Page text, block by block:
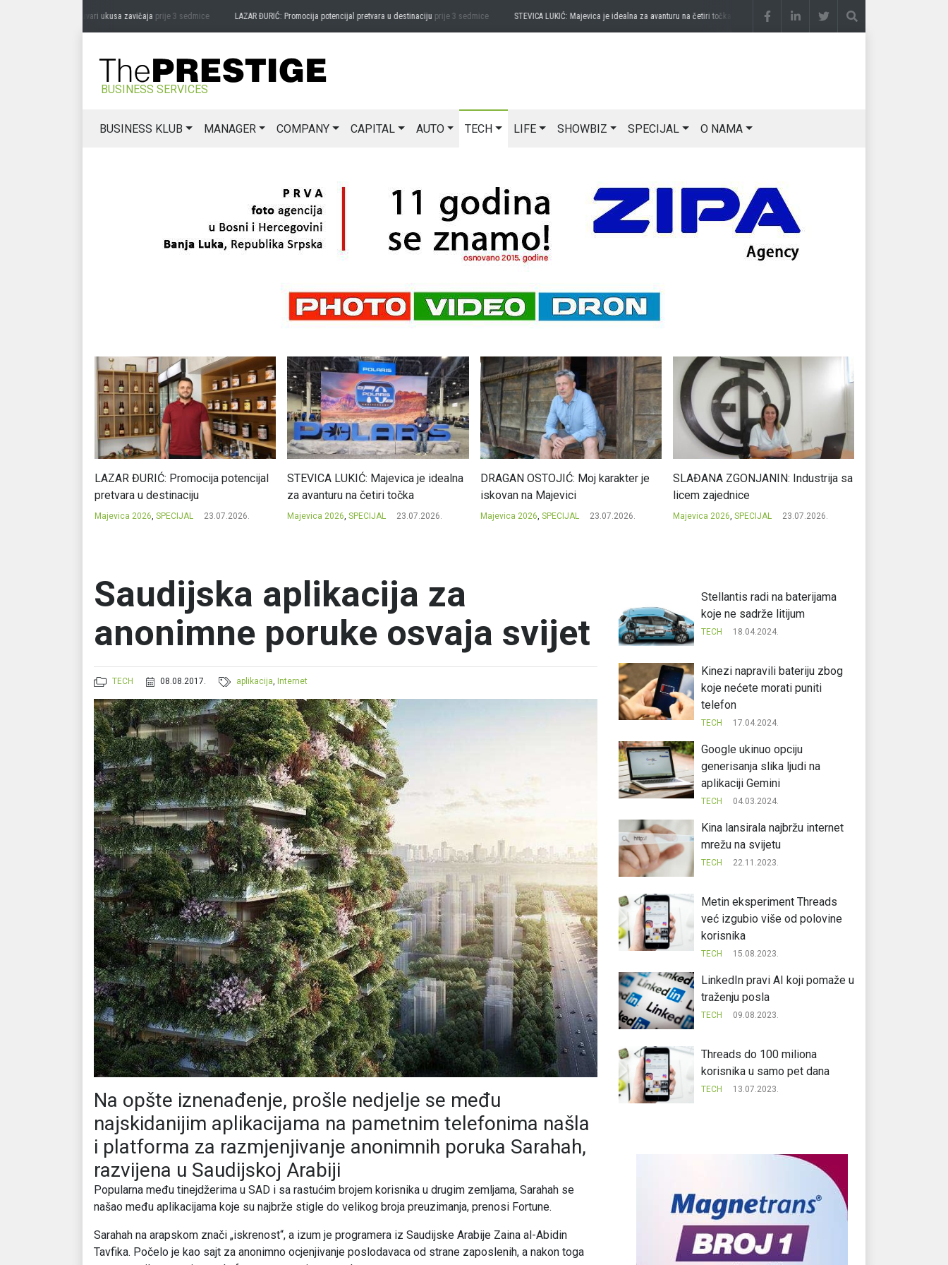
MIĆANOVIĆ: Čuvari ukusa zavičajaprije 3 sedmice LAZAR ĐURIĆ: Promocija potencijal pretvara u destinacijuprije 3 sedmice STEVICA LUKIĆ: Majevica je idealna za avanturu na četiri točkaprije 3 sedmice DRAGAN OSTOJIĆ: Moj karakter je
BUSINESS SERVICES
BUSINESS KLUB MANAGER COMPANY CAPITAL AUTO TECH LIFE SHOWBIZ SPECIJAL O NAMA
LAZAR ĐURIĆ: Promocija potencijal
pretvara u destinaciju
Majevica 2026, SPECIJAL 23.07.2026.
STEVICA LUKIĆ: Majevica je idealna
za avanturu na četiri točka
Majevica 2026, SPECIJAL 23.07.2026.
DRAGAN OSTOJIĆ: Moj karakter je
iskovan na Majevici
Majevica 2026, SPECIJAL 23.07.2026.
SLAĐANA ZGONJANIN: Industrija sa
licem zajednice
Majevica 2026, SPECIJAL 23.07.2026.
Saudijska aplikacija za
anonimne poruke osvaja svijet
TECH 08.08.2017. aplikacija, Internet
Na opšte iznenađenje, prošle nedjelje se među
najskidanijim aplikacijama na pametnim telefonima našla
i platforma za razmjenjivanje anonimnih poruka Sarahah,
razvijena u Saudijskoj Arabiji
Popularna među tinejdžerima u SAD i sa rastućim brojem korisnika u drugim zemljama, Sarahah se
našao među aplikacijama koje su najbrže stigle do velikog broja preuzimanja, prenosi Fortune.
Sarahah na arapskom znači „iskrenost“, a izum je programera iz Saudijske Arabije Zaina al-Abidin
Tavfika. Počelo je kao sajt za anonimno ocjenjivanje poslodavaca od strane zaposlenih, a nakon toga
Stellantis radi na baterijama
koje ne sadrže litijum
TECH 18.04.2024.
Kinezi napravili bateriju zbog
koje nećete morati puniti
telefon
TECH 17.04.2024.
Google ukinuo opciju
generisanja slika ljudi na
aplikaciji Gemini
TECH 04.03.2024.
Kina lansirala najbržu internet
mrežu na svijetu
TECH 22.11.2023.
Metin eksperiment Threads
već izgubio više od polovine
korisnika
TECH 15.08.2023.
LinkedIn pravi AI koji pomaže u
traženju posla
TECH 09.08.2023.
Threads do 100 miliona
korisnika u samo pet dana
TECH 13.07.2023.